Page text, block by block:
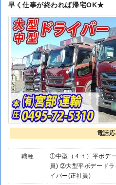
早く仕事が終われば帰宅OK★
電話
職種
①中型（４ｔ）平ボデ
員) ②大型平ボデード
イバー(正社員)